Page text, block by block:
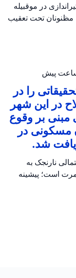
در موقبیله
تحت تعقیب
را در
در این شهر
بر وقوع
مسکونی در
شد.
نارنجک به
است؛ پیشینه